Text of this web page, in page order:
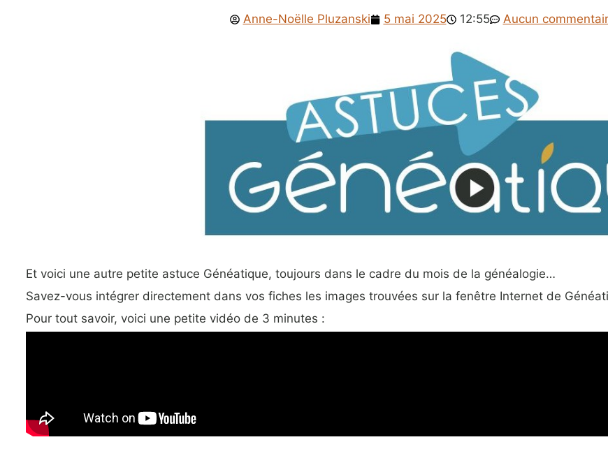
Anne-Noëlle Pluzanski 5 mai 2025 12:55 Aucun
Et voici une autre petite astuce Généatique, toujours dans le cadre du mois de la généalogie…
Savez-vous intégrer directement dans vos fiches les images trouvées sur la fenêtre Internet de
Pour tout savoir, voici une petite vidéo de 3 minutes :